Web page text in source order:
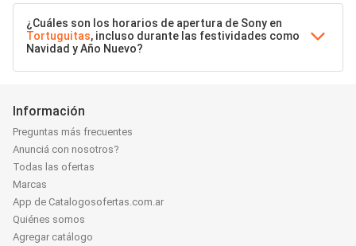
¿Cuáles son los horarios de apertura de Sony en
Tortuguitas, incluso durante las festividades como
Navidad y Año Nuevo?
Información
Preguntas más frecuentes
Anunciá con nosotros?
Todas las ofertas
Marcas
App de Catalogosofertas.com.ar
Quiénes somos
Agregar catálogo